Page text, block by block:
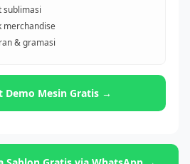
sublimasi
merchandise
& gramasi
Demo Mesin Gratis →